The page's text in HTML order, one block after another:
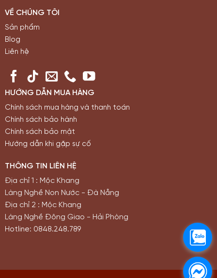
VỀ CHÚNG TÔI
Sản phẩm
Blog
Liên hệ
HƯỚNG DẪN MUA HÀNG
Chính sách mua hàng và thanh toán
Chính sách bảo hành
Chính sách bảo mật
Hướng dẫn khi gặp sự cố
THÔNG TIN LIÊN HỆ
Địa chỉ 1 : Mộc Khang
Làng Nghề Non Nước - Đà Nẵng
Địa chỉ 2 : Mộc Khang
Làng Nghề Đông Giao - Hải Phòng
Hotline: 0848.248.789